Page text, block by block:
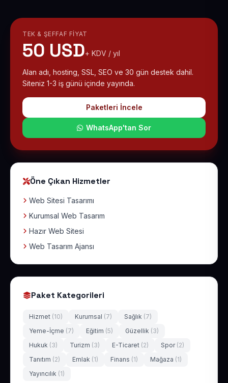
TEK & ŞEFFAF FIYAT
50 USD+ KDV / yıl
Alan adı, hosting, SSL, SEO ve 30 gün destek dahil.
Siteniz 1-3 iş günü içinde yayında.
Paketleri İncele
WhatsApp'tan Sor
Öne Çıkan Hizmetler
Web Sitesi Tasarımı
Kurumsal Web Tasarım
Hazır Web Sitesi
Web Tasarım Ajansı
Paket Kategorileri
Hizmet (10) Kurumsal (7) Sağlık (7)
Yeme-İçme (7) Eğitim (5) Güzellik (3)
Hukuk (3) Turizm (3) E-Ticaret (2) Spor (2)
Tanıtım (2) Emlak (1) Finans (1) Mağaza (1)
Yayıncılık (1)